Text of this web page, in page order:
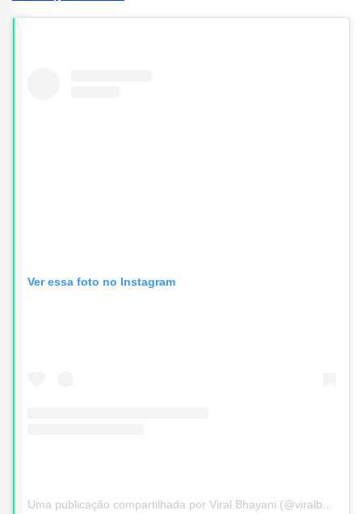
Ver essa foto no Instagram
Uma publicação compartilhada por Viral Bhayani (@viralbhayani)